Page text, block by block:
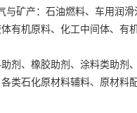
与矿产：石油燃料、车用润
有机原料、化工中间体、有
剂、橡胶助剂、涂料类助剂
类石化原材料辅料、原材料